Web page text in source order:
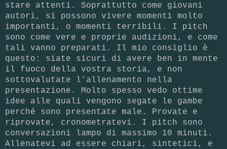
stare attenti. Soprattutto come giovani
autori, si possono vivere momenti molto
importanti, o momenti terribili. I pitch
sono come vere e proprie audizioni, e come
tali vanno preparati. Il mio consiglio è
questo: siate sicuri di avere ben in mente
il fuoco della vostra storia, e non
sottovalutate l’allenamento nella
presentazione. Molto spesso vedo ottime
idee alle quali vengono segate le gambe
perché sono presentate male. Provate e
riprovate, cronometratevi. I pitch sono
conversazioni lampo di massimo 10 minuti.
Allenatevi ad essere chiari, sintetici, e